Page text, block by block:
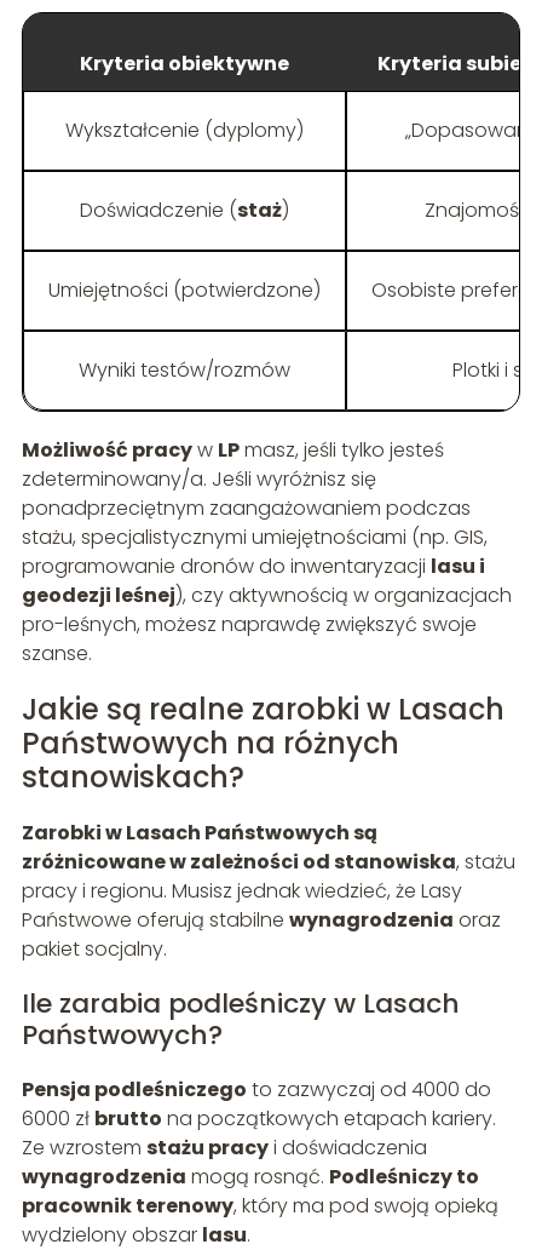
Kryteria obiektywne Kryteria
Wykształcenie (dyplomy)
Doświadczenie (staż)
Umiejętności (potwierdzone) Osobiste
Wyniki testów/rozmów Plotki i
Możliwość pracyw LPmasz, jeśli tylko jesteś
zdeterminowany/a. Jeśli wyróżnisz się
ponadprzeciętnym zaangażowaniem podczas
stażu, specjalistycznymi umiejętnościami (np. GIS,
programowanie dronów do inwentaryzacji lasu i
geodezji leśnej), czy aktywnością w organizacjach
pro-leśnych, możesz naprawdę zwiększyć swoje
szanse.
Jakie są realne zarobki w Lasach
Państwowych na różnych
stanowiskach?
Zarobki w Lasach Państwowych są
zróżnicowane w zależności od stanowiska, stażu
pracy i regionu. Musisz jednak wiedzieć, że Lasy
Państwowe oferują stabilne wynagrodzenia oraz
pakiet socjalny.
Ile zarabia podleśniczy w Lasach
Państwowych?
Pensja podleśniczego to zazwyczaj od 4000 do
6000 zł brutto na początkowych etapach kariery.
Ze wzrostem stażu pracyi doświadczenia
wynagrodzenia mogą rosnąć. Podleśniczy to
pracownik terenowy, który ma pod swoją opieką
wydzielony obszar lasu.